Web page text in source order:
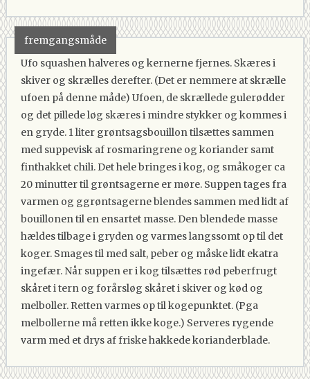
fremgangsmåde
Ufo squashen halveres og kernerne fjernes. Skæres i
skiver og skrælles derefter. (Det er nemmere at skrælle
ufoen på denne måde) Ufoen, de skrællede gulerødder
og det pillede løg skæres i mindre stykker og kommes i
en gryde. 1 liter grøntsagsbouillon tilsættes sammen
med suppevisk af rosmaringrene og koriander samt
finthakket chili. Det hele bringes i kog, og småkoger ca
20 minutter til grøntsagerne er møre. Suppen tages fra
varmen og ggrøntsagerne blendes sammen med lidt af
bouillonen til en ensartet masse. Den blendede masse
hældes tilbage i gryden og varmes langssomt op til det
koger. Smages til med salt, peber og måske lidt ekatra
ingefær. Når suppen er i kog tilsættes rød peberfrugt
skåret i tern og forårsløg skåret i skiver og kød og
melboller. Retten varmes op til kogepunktet. (Pga
melbollerne må retten ikke koge.) Serveres rygende
varm med et drys af friske hakkede korianderblade.